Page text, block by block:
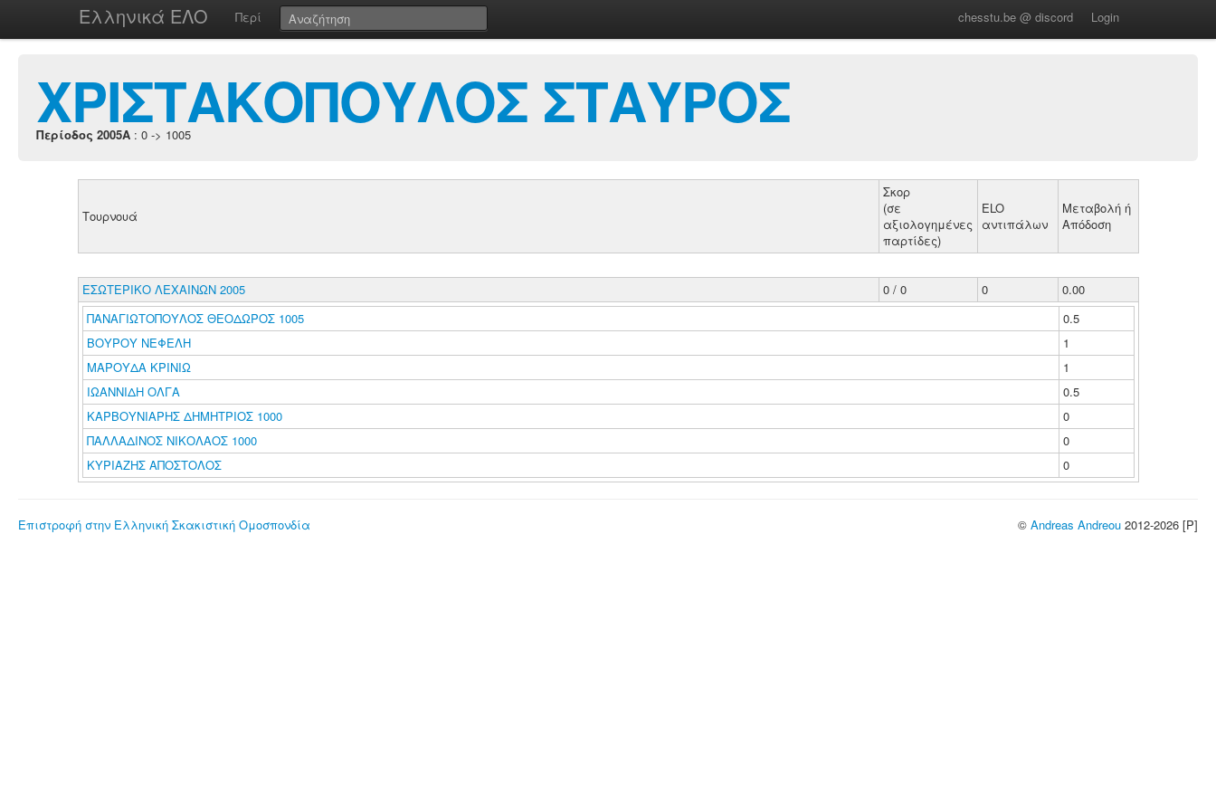
Ελληνικά ΕΛΟ Περί chesstu.be @ discord Login
ΧΡΙΣΤΑΚΟΠΟΥΛΟΣ ΣΤΑΥΡΟΣ
Περίοδος 2005A : 0 -> 1005
Τουρνουά
Σκορ
(σε
αξιολογημένες
παρτίδες)
ELO
αντιπάλων
Μεταβολή ή
Απόδοση
ΕΣΩΤΕΡΙΚΟ ΛΕΧΑΙΝΩΝ 2005 0 / 0 0
0.00
ΠΑΝΑΓΙΩΤΟΠΟΥΛΟΣ ΘΕΟΔΩΡΟΣ 1005
0.5
ΒΟΥΡΟΥ ΝΕΦΕΛΗ
1
ΜΑΡΟΥΔΑ ΚΡΙΝΙΩ
1
ΙΩΑΝΝΙΔΗ ΟΛΓΑ
0.5
ΚΑΡΒΟΥΝΙΑΡΗΣ ΔΗΜΗΤΡΙΟΣ 1000
0
ΠΑΛΛΑΔΙΝΟΣ ΝΙΚΟΛΑΟΣ 1000
0
ΚΥΡΙΑΖΗΣ ΑΠΟΣΤΟΛΟΣ
0
Επιστροφή στην Ελληνική Σκακιστική Ομοσπονδία © Andreas Andreou 2012-2026 [P]